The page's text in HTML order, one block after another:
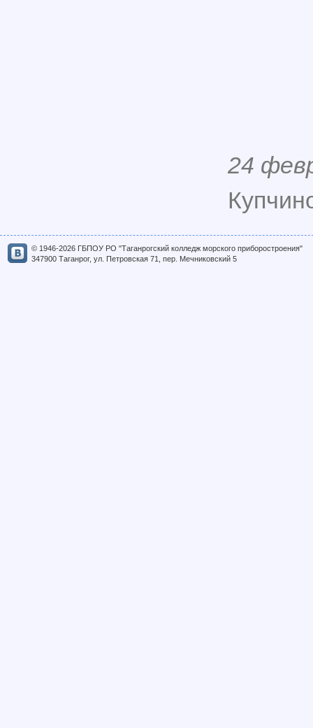
24
© 1946-2026 ГБПОУ РО "Таганрогский колледж морского приборостроения"
347900 Таганрог, ул. Петровская 71, пер. Мечниковский 5